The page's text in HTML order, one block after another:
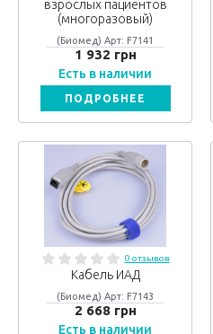
взрослых пациентов
(многоразовый)
(Биомед) Арт: F7141
1 932 грн
Есть в наличии
ПОДРОБНЕЕ
0 отзывов
Кабель ИАД
(Биомед) Арт: F7143
2 668 грн
Есть в наличии